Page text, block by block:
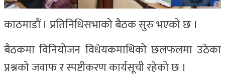
काठमाडौं । प्रतिनिधिसभाको बैठक सुरु भएको छ ।
बैठकमा विनियोजन विधेयकमाथिको छलफलमा उठेका
प्रश्नको जवाफ र स्पष्टीकरण कार्यसूची रहेको छ ।